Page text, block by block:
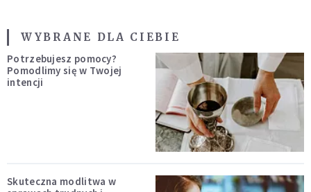
WYBRANE DLA CIEBIE
Potrzebujesz pomocy?
Pomodlimy się w Twojej
intencji
Skuteczna modlitwa w